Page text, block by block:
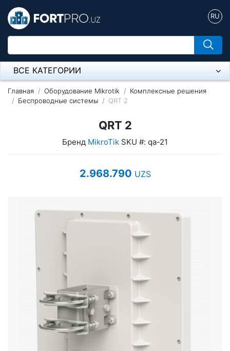
RU
ВСЕ КАТЕГОРИИ
Микрофон
IP Телефония
Стереосистемы
UPS Источники бесперебойного питания
Мышки и Клавиатуры
Наушники
Главная Оборудование Mikrotik
Комплексные решения
Беспроводные системы
QRT 2
QRT 2
Бренд MikroTik SKU #: qa-21
2.968.790 UZS